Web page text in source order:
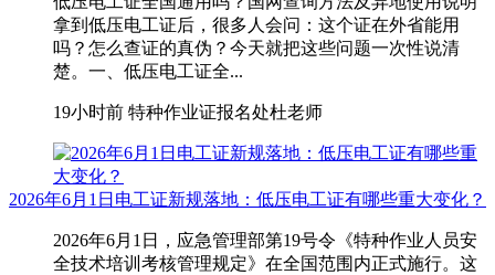
拿到低压电工证后，很多人会问：这个证在外省能用
吗？怎么查证的真伪？今天就把这些问题一次性说清
楚。一、低压电工证全...
19小时前 特种作业证报名处杜老师
2026年6月1日电工证新规落地：低压电工证有哪些重大变化？
2026年6月1日，应急管理部第19号令《特种作业人员安
全技术培训考核管理规定》在全国范围内正式施行。这